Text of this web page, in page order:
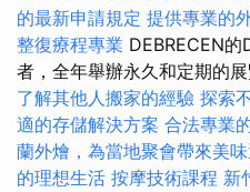
的最新申請規定 提供專業的
整復療程專業 DEBRECEN
者，全年舉辦永久和定期的展
了解其他人搬家的經驗 探索
適的存儲解決方案 合法專業
蘭外燴，為當地聚會帶來美
的理想生活 按摩技術課程 新